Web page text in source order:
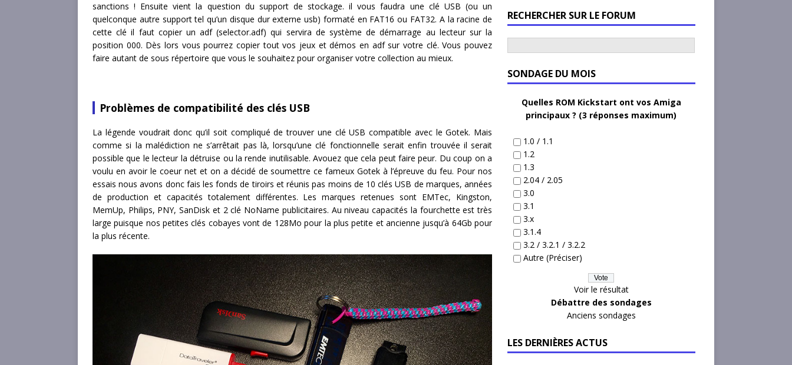
sanctions ! Ensuite vient la question du support de stockage. il vous faudra une clé USB (ou un
quelconque autre support tel qu’un disque dur externe usb) formaté en FAT16 ou FAT32. A la racine de
cette clé il faut copier un adf (selector.adf) qui servira de système de démarrage au lecteur sur la
position 000. Dès lors vous pourrez copier tout vos jeux et démos en adf sur votre clé. Vous pouvez
faire autant de sous répertoire que vous le souhaitez pour organiser votre collection au mieux.
Problèmes de compatibilité des clés USB
La légende voudrait donc qu’il soit compliqué de trouver une clé USB compatible avec le Gotek. Mais
comme si la malédiction ne s’arrêtait pas là, lorsqu’une clé fonctionnelle serait enfin trouvée il serait
possible que le lecteur la détruise ou la rende inutilisable. Avouez que cela peut faire peur. Du coup on a
voulu en avoir le coeur net et on a décidé de soumettre ce fameux Gotek à l’épreuve du feu. Pour nos
essais nous avons donc fais les fonds de tiroirs et réunis pas moins de 10 clés USB de marques, années
de production et capacités totalement différentes. Les marques retenues sont EMTec, Kingston,
MemUp, Philips, PNY, SanDisk et 2 clé NoName publicitaires. Au niveau capacités la fourchette est très
large puisque nos petites clés cobayes vont de 128Mo pour la plus petite et ancienne jusqu’à 64Gb pour
la plus récente.
RECHERCHER SUR LE FORUM
SONDAGE DU MOIS
Quelles ROM Kickstart ont vos Amiga
principaux ? (3 réponses maximum)
1.0 / 1.1
1.2
1.3
2.04 / 2.05
3.0
3.1
3.x
3.1.4
3.2 / 3.2.1 / 3.2.2
Autre (Préciser)
Voir le résultat
Débattre des sondages
Anciens sondages
LES DERNIÈRES ACTUS